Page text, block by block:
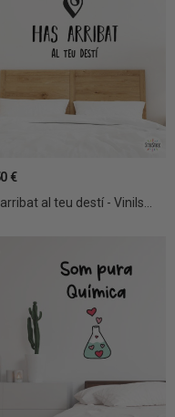
al teu destí - Vinils...
€